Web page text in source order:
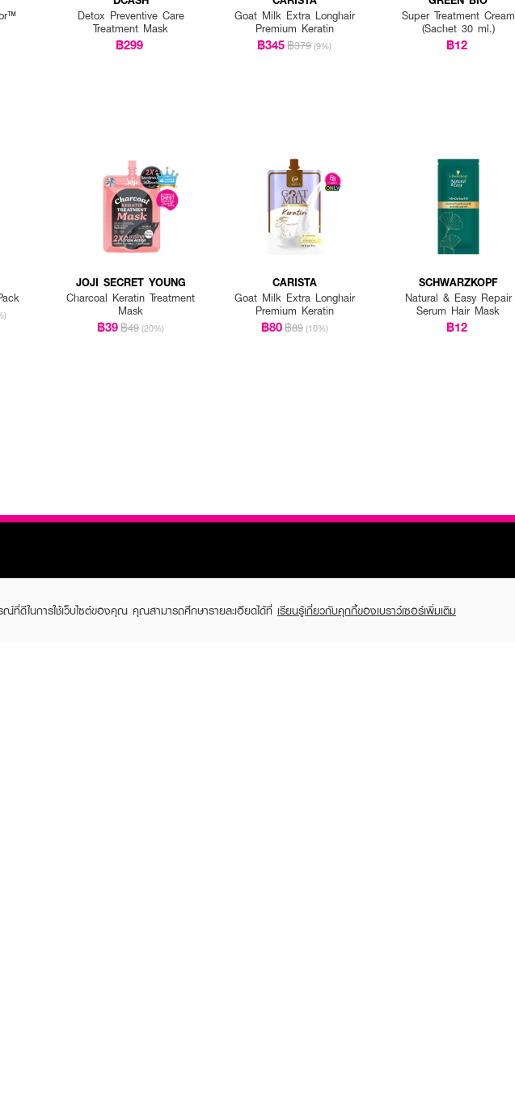
Detox Preventive Care
Treatment Mask
฿299
Goat Milk Extra Longhair
Premium Keratin
฿345฿379 (9%)
Super Treatment Cream
(Sachet 30 ml.)
฿12
JOJI SECRET YOUNG
Charcoal Keratin Treatment
Mask
฿39฿49 (20%)
CARISTA
Goat Milk Extra Longhair
Premium Keratin
฿80฿89 (10%)
SCHWARZKOPF
Natural & Easy Repair
Serum Hair Mask
฿12
ณ์ที่ดีในการใช้เว็บไซต์ของคุณ คุณสามารถศึกษารายละเอียดได้ที่ เรียนรู้เกี่ยวกับคุกกี้ของเบราว์เซอร์เพิ่มเติม